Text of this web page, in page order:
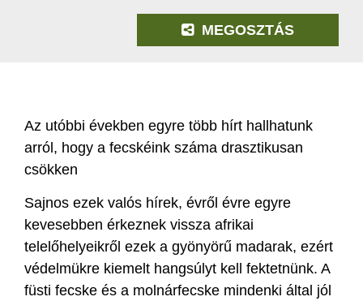
MEGOSZTÁS
Az utóbbi években egyre több hírt hallhatunk
arról, hogy a fecskéink száma drasztikusan
csökken
Sajnos ezek valós hírek, évről évre egyre
kevesebben érkeznek vissza afrikai
telelőhelyeikről ezek a gyönyörű madarak, ezért
védelmükre kiemelt hangsúlyt kell fektetnünk. A
füsti fecske és a molnárfecske mindenki által jól